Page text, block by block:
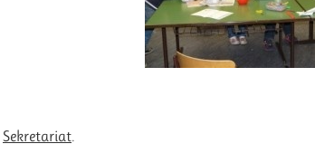
Sekretariat.